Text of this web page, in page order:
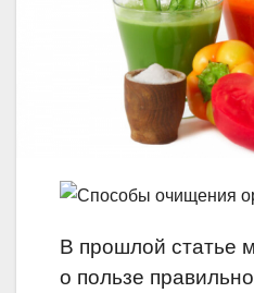
В прошлой статье
о пользе